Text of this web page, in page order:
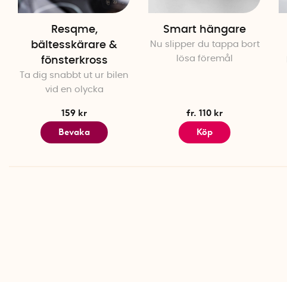
Resqme,
bältesskärare &
fönsterkross
Ta dig snabbt ut ur bilen
vid en olycka
159 kr
Bevaka
Smart hängare
Nu slipper du tappa bort
lösa föremål
fr. 110 kr
Köp